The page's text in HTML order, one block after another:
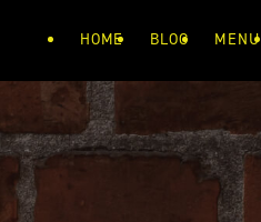
HOME BLOG MENU